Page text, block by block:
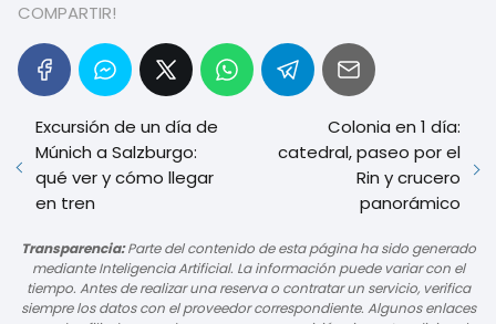
COMPARTIR!
Excursión de un día de
Múnich a Salzburgo:
qué ver y cómo llegar
en tren
Colonia en 1 día:
catedral, paseo por el
Rin y crucero
panorámico
Transparencia:Parte del contenido de esta página ha sido generado
mediante Inteligencia Artificial. La información puede variar con el
tiempo. Antes de realizar una reserva o contratar un servicio, verifica
siempre los datos con el proveedor correspondiente. Algunos enlaces